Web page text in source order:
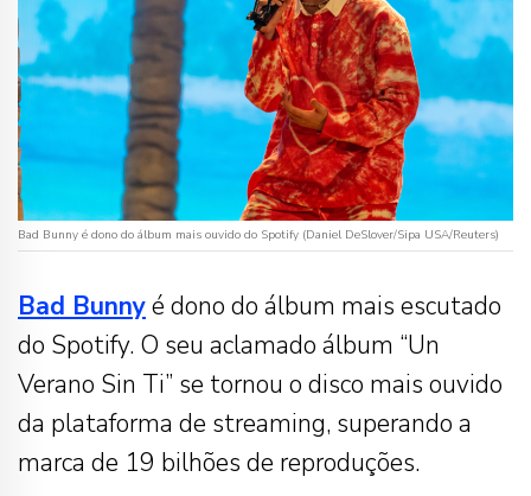
Bad Bunny é dono do álbum mais ouvido do Spotify (Daniel DeSlover/Sipa USA/Reuters)
Bad Bunnyé dono do álbum mais escutado
do Spotify. O seu aclamado álbum “Un
Verano Sin Ti” se tornou o disco mais ouvido
da plataforma de streaming, superando a
marca de 19 bilhões de reproduções.